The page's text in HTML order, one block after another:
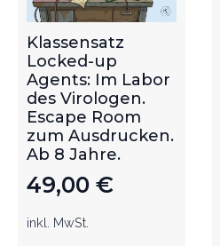
Klassensatz
Locked-up
Agents: Im Labor
des Virologen.
Escape Room
zum Ausdrucken.
Ab 8 Jahre.
49,00 €
inkl. MwSt.